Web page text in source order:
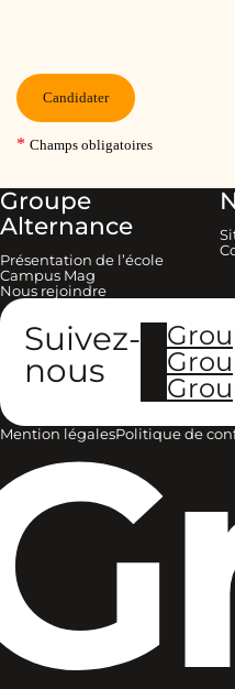
Groupe
Alternance
Présentation de l’école
Campus Mag
Nous rejoindre
Suivez-
nous
Mention légalesPolitique de